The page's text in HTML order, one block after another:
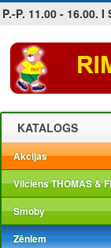
P.-P. 11.00 - 16.00.
Jobs at sea and
KATALOGS
Akcijas
Vilciens THOMAS &
Smoby
Zēniem